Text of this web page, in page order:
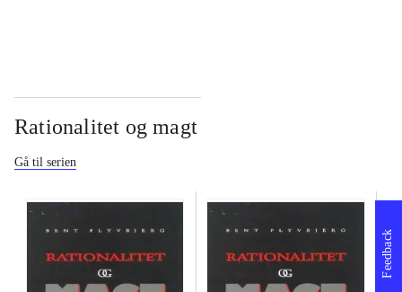
Rationalitet og magt
Gå til serien
Feedback